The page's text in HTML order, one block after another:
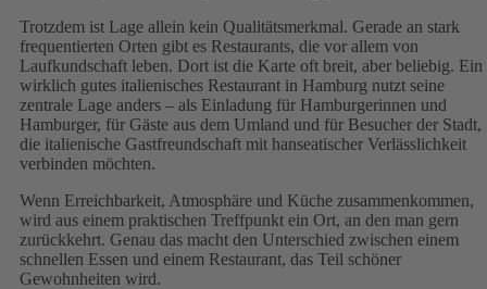
Trotzdem ist Lage allein kein Qualitätsmerkmal. Gerade an stark
frequentierten Orten gibt es Restaurants, die vor allem von
Laufkundschaft leben. Dort ist die Karte oft breit, aber beliebig. Ein
wirklich gutes italienisches Restaurant in Hamburg nutzt seine
zentrale Lage anders – als Einladung für Hamburgerinnen und
Hamburger, für Gäste aus dem Umland und für Besucher der Stadt,
die italienische Gastfreundschaft mit hanseatischer Verlässlichkeit
verbinden möchten.
Wenn Erreichbarkeit, Atmosphäre und Küche zusammenkommen,
wird aus einem praktischen Treffpunkt ein Ort, an den man gern
zurückkehrt. Genau das macht den Unterschied zwischen einem
schnellen Essen und einem Restaurant, das Teil schöner
Gewohnheiten wird.